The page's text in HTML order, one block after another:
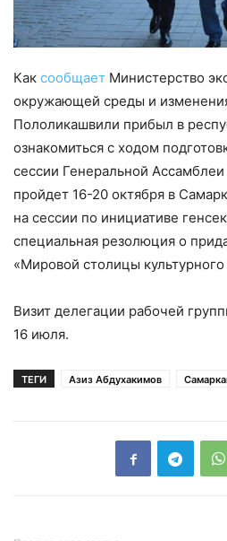
Как сообщает Министерство
окружающей среды и
Пололикашвили прибыл в
ознакомиться с ходом
сессии Генеральной
пройдет 16-20 октября в
на сессии по инициативе
специальная резолюция о
«Мировой столицы культурного
Визит делегации рабочей
16 июля.
ТЕГИ Азиз Абдухакимов